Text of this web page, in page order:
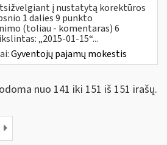
į nustatytą korektūros
1 dalies 9 punkto
(toliau - komentaras) 6
„2015-01-15“...
Gyventojų pajamų mokestis
nuo 141 iki 151 iš 151 irašų.